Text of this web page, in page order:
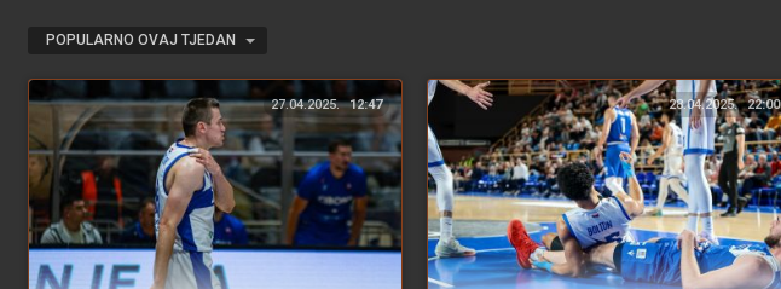
POPULARNO OVAJ TJEDAN
27.04.2025. 12:47 28.04.2025. 22:00